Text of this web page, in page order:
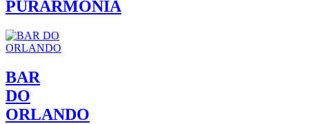
PURARMONIA
BAR
DO
ORLANDO